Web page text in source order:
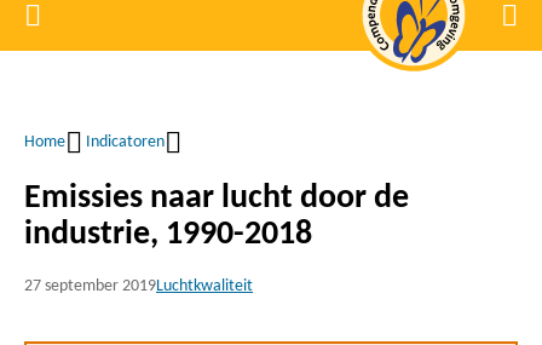
gaanvoor de
Home
Kruimelpad
Home Indicatoren
Emissies naar lucht door de
industrie, 1990-2018
27 september 2019Luchtkwaliteit